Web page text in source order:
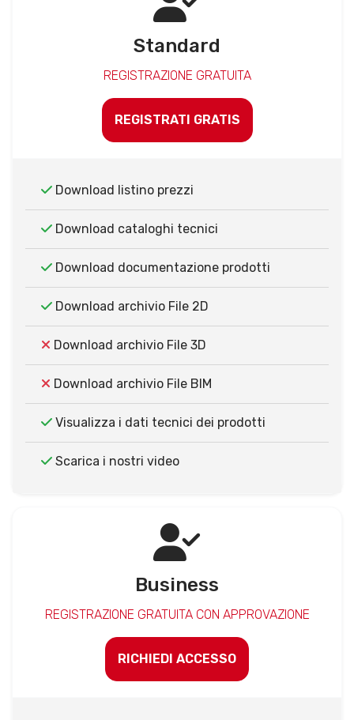
Standard
REGISTRAZIONE GRATUITA
REGISTRATI GRATIS
Download listino prezzi
Download cataloghi tecnici
Download documentazione prodotti
Download archivio File 2D
Download archivio File 3D
Download archivio File BIM
Visualizza i dati tecnici dei prodotti
Scarica i nostri video
Business
REGISTRAZIONE GRATUITA CON APPROVAZIONE
RICHIEDI ACCESSO